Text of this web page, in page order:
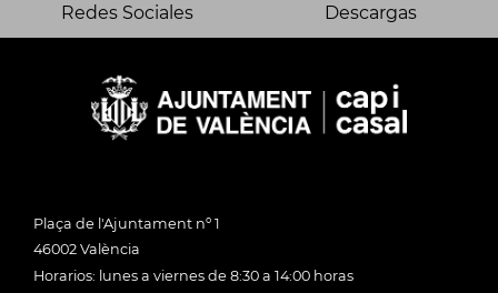
Redes Sociales Descargas
Plaça de l'Ajuntament nº 1
46002 València
Horarios: lunes a viernes de 8:30 a 14:00 horas